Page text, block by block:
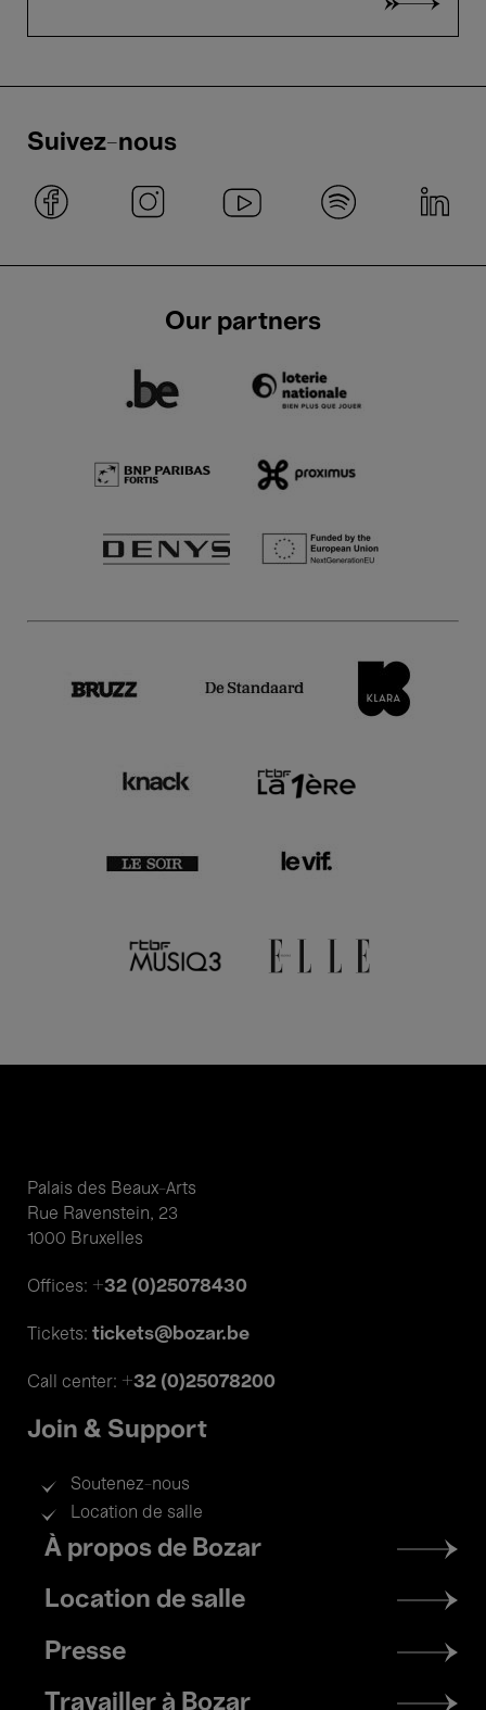
Suivez-nous
Our partners
Palais des Beaux-Arts
Rue Ravenstein, 23
1000 Bruxelles
Offices: +32 (0)25078430
Tickets: tickets@bozar.be
Call center: +32 (0)25078200
Join & Support
Soutenez-nous
Location de salle
Footer
menu
À propos de Bozar
Location de salle
Presse
Travailler à Bozar